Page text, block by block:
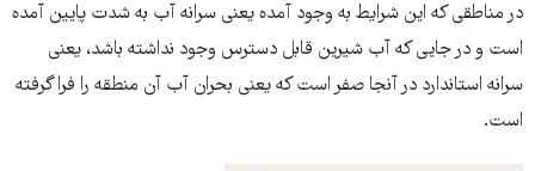
در مناطقی که این شرایط به وجود آمده یعنی سرانه آب به شدت پایین آمده
است و در جایی که آب شیرین قابل دسترس وجود نداشته باشد، یعنی
سرانه استاندارد در آنجا صفر است که یعنی بحران آب آن منطقه را فرا گرفته
است.